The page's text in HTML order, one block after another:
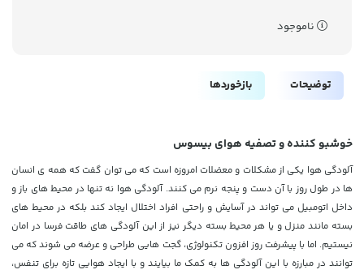
ناموجود
توضیحات بازخوردها
خوشبو کننده و تصفیه هوای بیسوس
آلودگی هوا یکی از مشکلات و معضلات امروزه است که می توان گفت که همه ی انسان
ها در طول روز با آن دست و پنجه نرم می کنند. آلودگی هوا نه تنها در محیط های باز و
داخل اتومبیل می تواند در آسایش و راحتی افراد اختلال ایجاد کند بلکه در محیط های
بسته مانند منزل و یا هر محیط بسته دیگر نیز از این آلودگی های طاقت فرسا در امان
نیستیم. اما با پیشرفت روز افزون تکنولوژی، گجت هایی طراحی و عرضه می شوند که می
توانند در مبارزه با این آلودگی ها به کمک ما بیایند و با ایجاد هوایی تازه برای تنفس،